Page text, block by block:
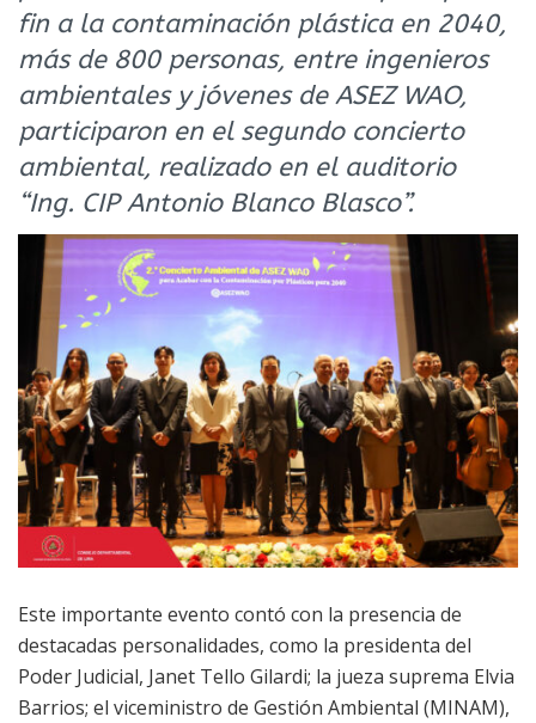
fin a la contaminación plástica en 2040,
más de 800 personas, entre ingenieros
ambientales y jóvenes de ASEZ WAO,
participaron en el segundo concierto
ambiental, realizado en el auditorio
“Ing. CIP Antonio Blanco Blasco”.
Este importante evento contó con la presencia de
destacadas personalidades, como la presidenta del
Poder Judicial, Janet Tello Gilardi; la jueza suprema Elvia
Barrios; el viceministro de Gestión Ambiental (MINAM),